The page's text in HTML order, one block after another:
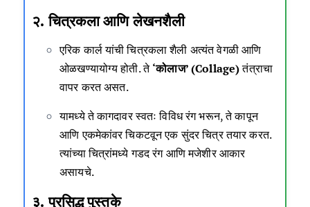
२. चित्रकला आणि लेखनशैली
एरिक कार्ल यांची चित्रकला शैली अत्यंत वेगळी आणि
ओळखण्यायोग्य होती. ते‘कोलाज’ (Collage)तंत्राचा
वापर करत असत.
यामध्ये ते कागदावर स्वतः विविध रंग भरून, ते कापून
आणि एकमेकांवर चिकटवून एक सुंदर चित्र तयार करत.
त्यांच्या चित्रांमध्ये गडद रंग आणि मजेशीर आकार
असायचे.
३. प्रसिद्ध पुस्तके